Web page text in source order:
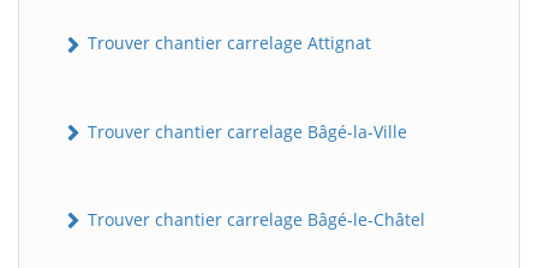
Trouver chantier carrelage Attignat
Trouver chantier carrelage Bâgé-la-Ville
Trouver chantier carrelage Bâgé-le-Châtel